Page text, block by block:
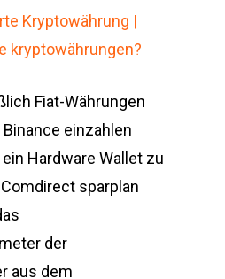
Kryptowährung |
kryptowährungen?
Fiat-Währungen
einzahlen
Hardware Wallet zu
sparplan
der
aus dem